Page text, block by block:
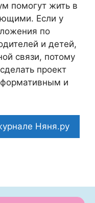
помогут жить в
Если у
по
и детей,
связи, потому
проект
и
Няня.ру